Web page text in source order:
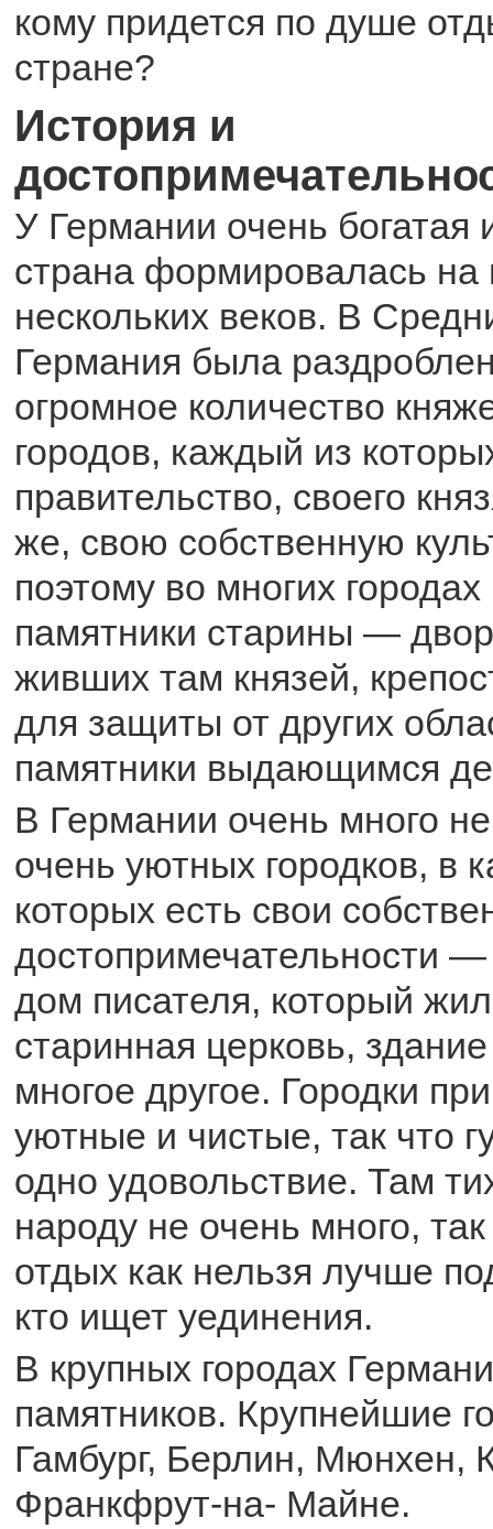
кому придется по душе
стране?
История и
У Германии очень богатая
страна формировалась на
нескольких веков. В
Германия была
огромное количество
городов, каждый из
правительство, своего
же, свою собственную
поэтому во многих
памятники старины —
живших там князей,
для защиты от других
памятники выдающимся
В Германии очень много
очень уютных городков, в
которых есть свои
достопримечательности
дом писателя, который
старинная церковь,
многое другое. Городки
уютные и чистые, так что
одно удовольствие. Там
народу не очень много,
отдых как нельзя лучше
кто ищет уединения.
В крупных городах
памятников. Крупнейшие
Гамбург, Берлин, Мюнхен,
Франкфрут-на- Майне.